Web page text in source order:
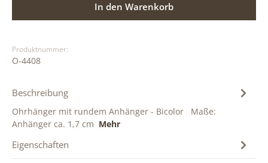
In den Warenkorb
Produktnummer:
O-4408
Beschreibung
Ohrhänger mit rundem Anhänger - Bicolor Maße:
Anhänger ca. 1,7 cm Mehr
Eigenschaften